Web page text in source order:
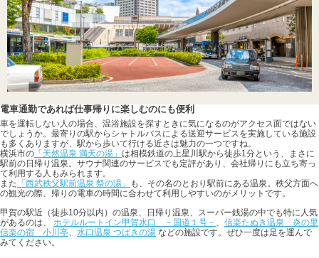
電車通勤であれば仕事帰りに楽しむのにも便利
車を運転しない人の場合、温浴施設を探すときに気になるのがアクセス面ではない
でしょうか。最寄りの駅からシャトルバスによる送迎サービスを実施している施設
も多くありますが、駅から歩いて行ける近さは魅力の一つですね。
横浜市の 「天然温泉 満天の湯」 は相模鉄道の上星川駅から徒歩1分という、まさに
駅前の日帰り温泉。サウナ関連のサービスでも定評があり、会社帰りにも立ち寄っ
て利用する人もみられます。
また 「西武秩父駅前温泉 祭の湯」
も、その名のとおり駅前にある温泉。秩父方面へ
の観光の際、帰りの電車の時間に合わせて利用しやすいのがメリットです。
甲賀の駅近（徒歩10分以内）の温泉、日帰り温泉、スーパー銭湯の中でも特に人気
があるのは、 ホテルルートイン甲賀水口 －国道１号－ 、 信楽たぬき温泉 炎の里
信楽の宿 小川亭、 水口温泉 つばきの湯 などの施設です。ぜひ一度は足を運んで
みてください。